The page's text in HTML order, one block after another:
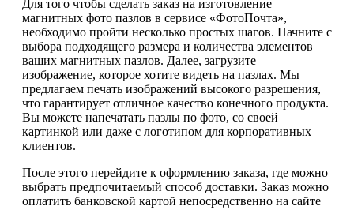
Для того чтобы сделать заказ на изготовление
магнитных фото пазлов в сервисе «ФотоПочта»,
необходимо пройти несколько простых шагов. Начните с
выбора подходящего размера и количества элементов
ваших магнитных пазлов. Далее, загрузите
изображение, которое хотите видеть на пазлах. Мы
предлагаем печать изображений высокого разрешения,
что гарантирует отличное качество конечного продукта.
Вы можете напечатать пазлы по фото, со своей
картинкой или даже с логотипом для корпоративных
клиентов.
После этого перейдите к оформлению заказа, где можно
выбрать предпочитаемый способ доставки. Заказ можно
оплатить банковской картой непосредственно на сайте